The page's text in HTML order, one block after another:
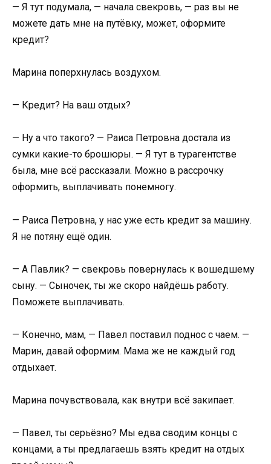
— Я тут подумала, — начала свекровь, — раз вы не
можете дать мне на путёвку, может, оформите
кредит?
Марина поперхнулась воздухом.
— Кредит? На ваш отдых?
— Ну а что такого? — Раиса Петровна достала из
сумки какие-то брошюры. — Я тут в турагентстве
была, мне всё рассказали. Можно в рассрочку
оформить, выплачивать понемногу.
— Раиса Петровна, у нас уже есть кредит за машину.
Я не потяну ещё один.
— А Павлик? — свекровь повернулась к вошедшему
сыну. — Сыночек, ты же скоро найдёшь работу.
Поможете выплачивать.
— Конечно, мам, — Павел поставил поднос с чаем. —
Марин, давай оформим. Мама же не каждый год
отдыхает.
Марина почувствовала, как внутри всё закипает.
— Павел, ты серьёзно? Мы едва сводим концы с
концами, а ты предлагаешь взять кредит на отдых